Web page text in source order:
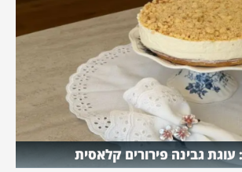
גבינה פירורים קלאסית